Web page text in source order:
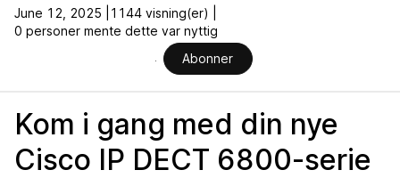
June 12, 2025 |
1144 visning(er) |
0 personer mente dette var nyttig
Abonner
Kom i gang med din nye
Cisco IP DECT 6800-serie